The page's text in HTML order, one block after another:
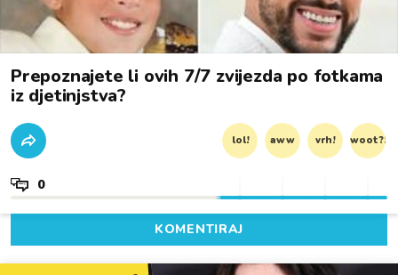
Prepoznajete li ovih 7/7 zvijezda po fotkama
iz djetinjstva?
lol! aww vrh! woot?!
0
KOMENTIRAJ